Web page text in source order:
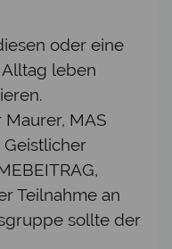
oder eine
leben
Maurer, MAS
Teilnahme an
sollte der